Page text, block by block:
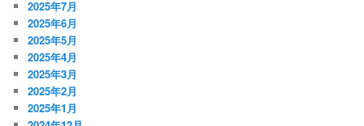
2025年7月
2025年6月
2025年5月
2025年4月
2025年3月
2025年2月
2025年1月